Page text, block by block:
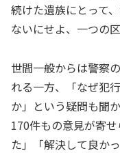
続けた遺族にとって
ないにせよ、一つの
世間一般からは警察
れる一方、「なぜ犯
か」という疑問も聞
170件もの意見が寄
た」「解決して良か